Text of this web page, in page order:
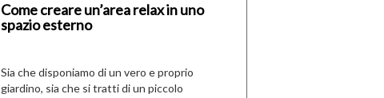
Come creare un’area relax in uno
spazio esterno
Sia che disponiamo di un vero e proprio
giardino, sia che si tratti di un piccolo